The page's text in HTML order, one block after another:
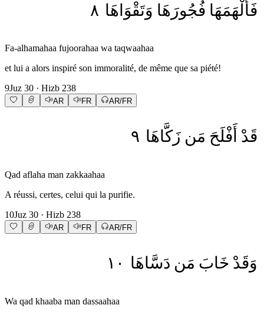
فَأَلْهَمَهَا فُجُورَهَا وَتَقْوَاهَا ٨
Fa-alhamahaa fujoorahaa wa taqwaahaa
et lui a alors inspiré son immoralité, de même que sa piété!
9Juz 30 · Hizb 238
AR FR AR/FR
قَدْ أَفْلَحَ مَن زَكَّاهَا ٩
Qad aflaha man zakkaahaa
A réussi, certes, celui qui la purifie.
10Juz 30 · Hizb 238
AR FR AR/FR
وَقَدْ خَابَ مَن دَسَّاهَا ١٠
Wa qad khaaba man dassaahaa